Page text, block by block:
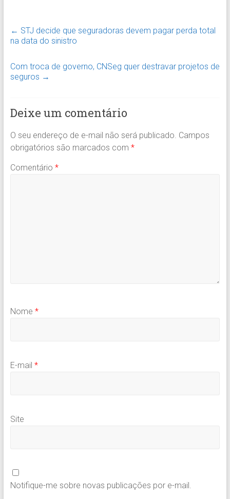
← STJ decide que seguradoras devem pagar perda total
na data do sinistro
Com troca de governo, CNSeg quer destravar projetos de
seguros →
Deixe um comentário
O seu endereço de e-mail não será publicado. Campos
obrigatórios são marcados com *
Comentário *
Nome *
E-mail *
Site
Notifique-me sobre novas publicações por e-mail.